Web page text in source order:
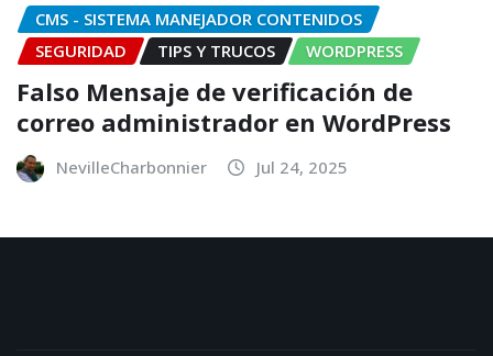
CMS - SISTEMA MANEJADOR CONTENIDOS
SEGURIDAD
TIPS Y TRUCOS WORDPRESS
Falso Mensaje de verificación de
correo administrador en WordPress
NevilleCharbonnier Jul 24, 2025